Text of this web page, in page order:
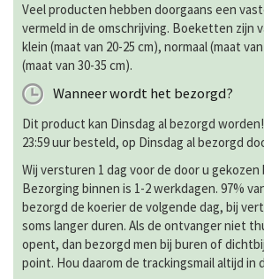
Veel producten hebben doorgaans een
vermeld in de omschrijving. Boeketten zijn
klein (maat van 20-25 cm), normaal (maat
(maat van 30-35 cm).
Wanneer wordt het bezorgd?
Dit product kan Dinsdag al bezorgd
23:59 uur besteld, op Dinsdag al bezorgd
Wij versturen 1 dag voor de door u
Bezorging binnen is 1-2 werkdagen. 97%
bezorgd de koerier de volgende dag, bij
soms langer duren. Als de ontvanger niet
opent, dan bezorgd men bij buren of
point. Hou daarom de trackingsmail altijd in